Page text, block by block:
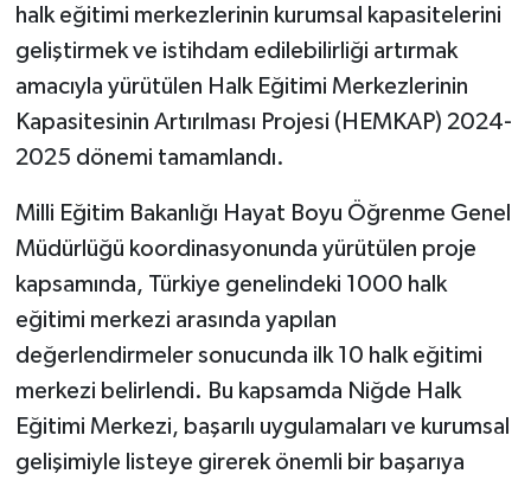
halk eğitimi merkezlerinin kurumsal kapasitelerini
geliştirmek ve istihdam edilebilirliği artırmak
amacıyla yürütülen Halk Eğitimi Merkezlerinin
Kapasitesinin Artırılması Projesi (HEMKAP) 2024-
2025 dönemi tamamlandı.
Milli Eğitim Bakanlığı Hayat Boyu Öğrenme Genel
Müdürlüğü koordinasyonunda yürütülen proje
kapsamında, Türkiye genelindeki 1000 halk
eğitimi merkezi arasında yapılan
değerlendirmeler sonucunda ilk 10 halk eğitimi
merkezi belirlendi. Bu kapsamda Niğde Halk
Eğitimi Merkezi, başarılı uygulamaları ve kurumsal
gelişimiyle listeye girerek önemli bir başarıya